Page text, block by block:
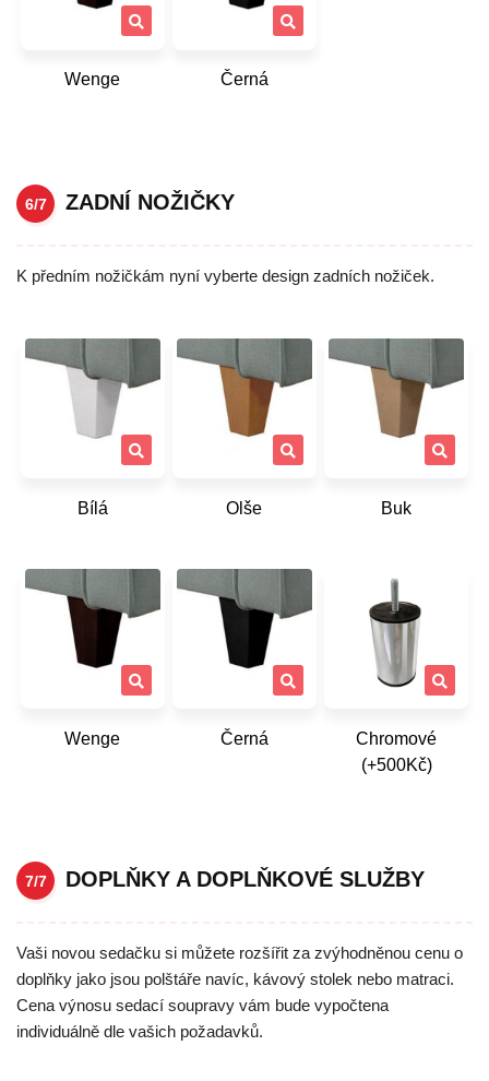
Wenge Černá
6/7 ZADNÍ NOŽIČKY
K předním nožičkám nyní vyberte design zadních nožiček.
Bílá Olše Buk
Wenge Černá
Chromové
(+500Kč)
7/7 DOPLŇKY A DOPLŇKOVÉ SLUŽBY
Vaši novou sedačku si můžete rozšířit za zvýhodněnou cenu o
doplňky jako jsou polštáře navíc, kávový stolek nebo matraci.
Cena výnosu sedací soupravy vám bude vypočtena
individuálně dle vašich požadavků.